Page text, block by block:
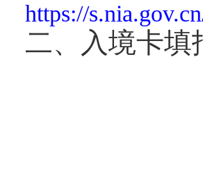
https://
二、入境卡填